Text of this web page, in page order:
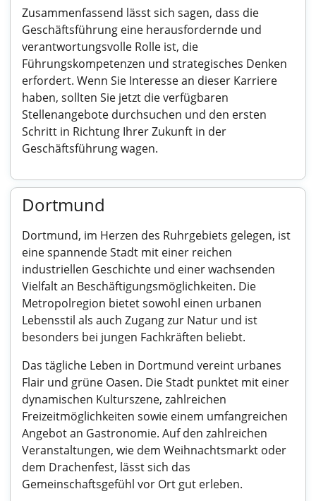
Zusammenfassend lässt sich sagen, dass die
Geschäftsführung eine herausfordernde und
verantwortungsvolle Rolle ist, die
Führungskompetenzen und strategisches Denken
erfordert. Wenn Sie Interesse an dieser Karriere
haben, sollten Sie jetzt die verfügbaren
Stellenangebote durchsuchen und den ersten
Schritt in Richtung Ihrer Zukunft in der
Geschäftsführung wagen.
Dortmund
Dortmund, im Herzen des Ruhrgebiets gelegen, ist
eine spannende Stadt mit einer reichen
industriellen Geschichte und einer wachsenden
Vielfalt an Beschäftigungsmöglichkeiten. Die
Metropolregion bietet sowohl einen urbanen
Lebensstil als auch Zugang zur Natur und ist
besonders bei jungen Fachkräften beliebt.
Das tägliche Leben in Dortmund vereint urbanes
Flair und grüne Oasen. Die Stadt punktet mit einer
dynamischen Kulturszene, zahlreichen
Freizeitmöglichkeiten sowie einem umfangreichen
Angebot an Gastronomie. Auf den zahlreichen
Veranstaltungen, wie dem Weihnachtsmarkt oder
dem Drachenfest, lässt sich das
Gemeinschaftsgefühl vor Ort gut erleben.